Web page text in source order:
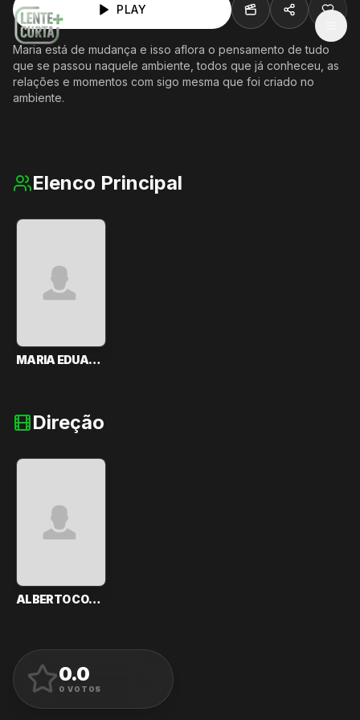
PLAY
Maria está de mudança e isso aflora o pensamento de tudo
que se passou naquele ambiente, todos que já conheceu, as
relações e momentos com sigo mesma que foi criado no
ambiente.
Elenco Principal
MARIA EDUARDA RAMOS
Direção
ALBERTO CONTARATO
0.0
0 VOTOS